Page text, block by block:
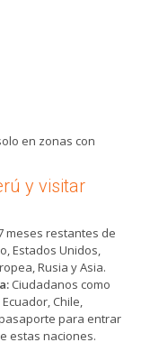
en zonas con
y visitar
meses restantes de
Estados Unidos,
Rusia y Asia.
Ciudadanos como
Chile,
para entrar
estas naciones.